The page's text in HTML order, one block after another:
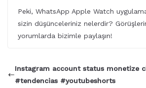
Peki, WhatsApp Apple Watch
sizin düşünceleriniz nelerdir?
yorumlarda bizimle paylaşın!
Instagram account status monetize
#tendencias #youtubeshorts